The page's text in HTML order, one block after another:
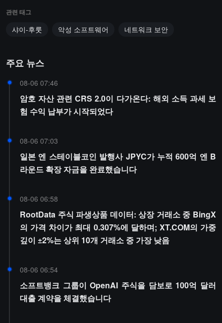
관련 태그
샤이-후룻 악성 소프트웨어 네트워크 보안
주요 뉴스
08-06 07:46
암호 자산 관련 CRS 2.0이 다가온다: 해외 소득 과세 보
험 수익 납부가 시작되었다
08-06 07:03
일본 엔 스테이블코인 발행사 JPYC가 누적 600억 엔 B
라운드 확장 자금을 완료했습니다
08-06 06:58
RootData 주식 파생상품 데이터: 상장 거래소 중 BingX
의 가격 차이가 최대 0.307%에 달하며; XT.COM의 가중
깊이 ±2%는 상위 10개 거래소 중 가장 낮음
08-06 06:54
소프트뱅크 그룹이 OpenAI 주식을 담보로 100억 달러
대출 계약을 체결했습니다